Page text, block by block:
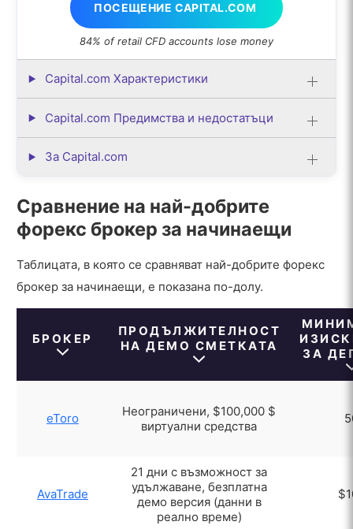
ПОСЕЩЕНИЕ CAPITAL.COM
84% of retail CFD accounts lose money
Capital.com Характеристики
Capital.com Предимства и недостатъци
За Capital.com
Сравнение на най-добрите
форекс брокер за начинаещи
Таблицата, в която се сравняват най-добрите форекс
брокер за начинаещи, е показана по-долу.
БРОКЕР
ПРОДЪЛЖИТЕЛНОСТ
НА ДЕМО СМЕТКАТА
ЗА
eToro
Неограничени, $100,000 $
виртуални средства
AvaTrade
21 дни с възможност за
удължаване, безплатна
демо версия (данни в
реално време)